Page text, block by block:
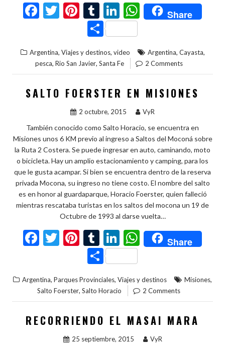
F
b
o
o
T
er
Pi
nt
er
es
t
T
u
m
bl
r
Li
n
ke
dI
n
W
s
A
p
p
Share
C
m
p
ar
ti
r
Argentina, Viajes y destinos, video Argentina, Cayasta,
pesca, Rio San Javier, Santa Fe 2 Comments
SALTO FOERSTER EN MISIONES
2 octubre, 2015 VyR
También conocido como Salto Horacio, se encuentra en
Misiones unos 6 KM previo al ingreso a Saltos del Moconá sobre
la Ruta 2 Costera. Se puede ingresar en auto, caminando, moto
o bicicleta. Hay un amplio estacionamiento y camping, para los
que le gusta acampar. Si bien se encuentra dentro de la reserva
privada Mocona, su ingreso no tiene costo. El nombre del salto
es en honor al guardaparque, Horacio Foerster, quien falleció
mientras rescataba turistas en los saltos del mocona un 19 de
Octubre de 1993 al darse vuelta…
F
b
o
o
T
er
Pi
nt
er
es
t
T
u
m
bl
r
Li
n
ke
dI
n
W
s
A
p
p
Share
C
o
m
p
ar
ti
Argentina, Parques Provinciales, Viajes y destinos Misiones,
Salto Foerster, Salto Horacio 2 Comments
RECORRIENDO EL MASAI MARA
25 septiembre, 2015 VyR